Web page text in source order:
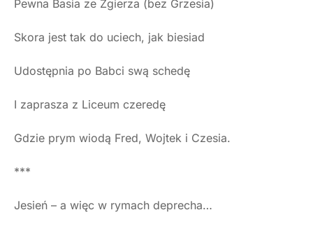
Pewna Basia ze Zgierza (bez Grzesia)
Skora jest tak do uciech, jak biesiad
Udostępnia po Babci swą schedę
I zaprasza z Liceum czeredę
Gdzie prym wiodą Fred, Wojtek i Czesia.
***
Jesień – a więc w rymach deprecha…